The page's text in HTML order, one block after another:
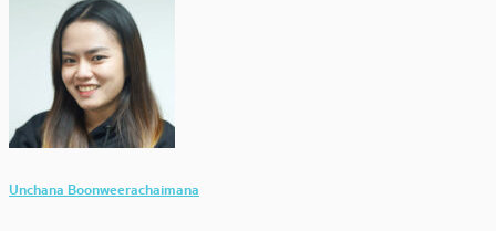
Unchana Boonweerachaimana